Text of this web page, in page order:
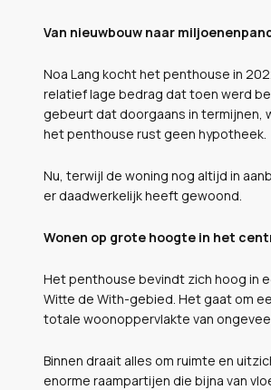
Van nieuwbouw naar
Noa Lang kocht het penthouse in
relatief lage bedrag dat toen werd
gebeurt dat doorgaans in termijnen,
het penthouse rust geen hypotheek.
Nu, terwijl de woning nog altijd in
er daadwerkelijk heeft gewoond.
Wonen op grote hoogte in het
Het penthouse bevindt zich hoog in
Witte de With-gebied. Het gaat om
totale woonoppervlakte van
Binnen draait alles om ruimte en
enorme raampartijen die bijna van